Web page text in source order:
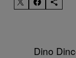
Dino